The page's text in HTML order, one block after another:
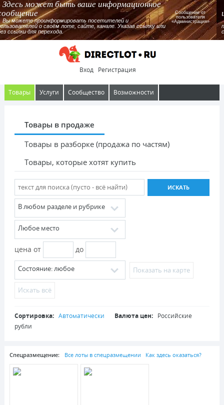
Здесь может быть ваше информационное
сообщение
Вы можете проинформировать посетителей и
пользователей о своём лоте, сайте, канале. Указав ссылку или
без ссылки для перехода.
Сообщение от
пользователя
«Администрация»
Вход Регистрация
Товары Услуги Сообщество Возможности
Товары в продаже
Товары в разборке (продажа по частям)
Товары, которые хотят купить
В любом разделе и рубрике
Любое место
цена от до
Cостояние: любое Показать на карте
Искать всё
Сортировка: Автоматически Валюта цен: Российские
рубли
Спецразмещение: Все лоты в спецразмещении Как здесь оказаться?